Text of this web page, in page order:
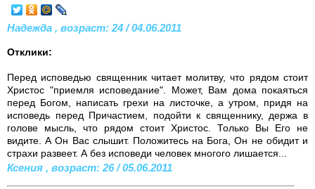
Надежда , возраст: 24 / 04.06.2011
Отклики:
Перед исповедью священник читает молитву, что рядом стоит
Христос "приемля исповедание". Может, Вам дома покаяться
перед Богом, написать грехи на листочке, а утром, придя на
исповедь перед Причастием, подойти к священнику, держа в
голове мысль, что рядом стоит Христос. Только Вы Его не
видите. А Он Вас слышит. Положитесь на Бога, Он не обидит и
страхи развеет. А без исповеди человек многого лишается...
Ксения , возраст: 26 / 05.06.2011